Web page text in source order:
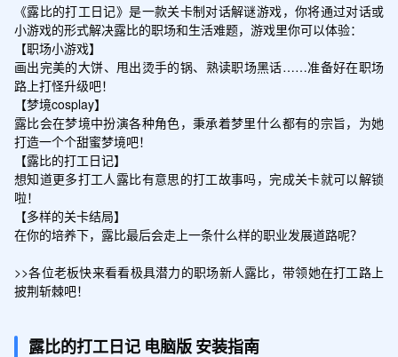
《露比的打工日记》是一款关卡制对话解谜游戏，你将通过对话或
小游戏的形式解决露比的职场和生活难题，游戏里你可以体验：
【职场小游戏】
画出完美的大饼、甩出烫手的锅、熟读职场黑话……准备好在职场
路上打怪升级吧！
【梦境cosplay】
露比会在梦境中扮演各种角色，秉承着梦里什么都有的宗旨，为她
打造一个个甜蜜梦境吧！
【露比的打工日记】
想知道更多打工人露比有意思的打工故事吗，完成关卡就可以解锁
啦！
【多样的关卡结局】
在你的培养下，露比最后会走上一条什么样的职业发展道路呢？
>>各位老板快来看看极具潜力的职场新人露比，带领她在打工路上
披荆斩棘吧！
露比的打工日记 电脑版 安装指南